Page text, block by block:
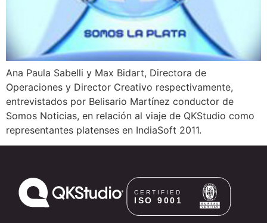
Ana Paula Sabelli y Max Bidart, Directora de
Operaciones y Director Creativo respectivamente,
entrevistados por Belisario Martínez conductor de
Somos Noticias, en relación al viaje de QKStudio como
representantes platenses en IndiaSoft 2011.